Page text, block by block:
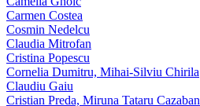
Carmen Costea
Cosmin Nedelcu
Claudia Mitrofan
Cristina Popescu
Cornelia Dumitru, Mihai‑Silviu Chirila
Claudiu Gaiu
Cristian Preda, Miruna Tataru Cazaban